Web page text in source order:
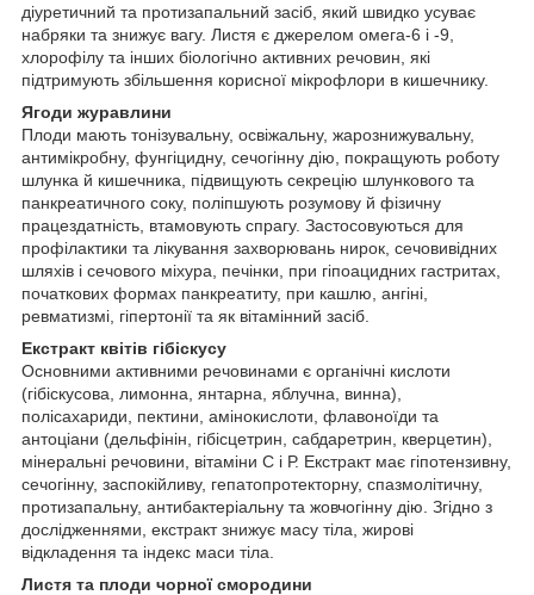
діуретичний та протизапальний засіб, який швидко усуває
набряки та знижує вагу. Листя є джерелом омега-6 і -9,
хлорофілу та інших біологічно активних речовин, які
підтримують збільшення корисної мікрофлори в кишечнику.
Ягоди журавлини
Плоди мають тонізувальну, освіжальну, жарознижувальну,
антимікробну, фунгіцидну, сечогінну дію, покращують роботу
шлунка й кишечника, підвищують секрецію шлункового та
панкреатичного соку, поліпшують розумову й фізичну
працездатність, втамовують спрагу. Застосовуються для
профілактики та лікування захворювань нирок, сечовивідних
шляхів і сечового міхура, печінки, при гіпоацидних гастритах,
початкових формах панкреатиту, при кашлю, ангіні,
ревматизмі, гіпертонії та як вітамінний засіб.
Екстракт квітів гібіскусу
Основними активними речовинами є органічні кислоти
(гібіскусова, лимонна, янтарна, яблучна, винна),
полісахариди, пектини, амінокислоти, флавоноїди та
антоціани (дельфінін, гібісцетрин, сабдаретрин, кверцетин),
мінеральні речовини, вітаміни С і Р. Екстракт має гіпотензивну,
сечогінну, заспокійливу, гепатопротекторну, спазмолітичну,
протизапальну, антибактеріальну та жовчогінну дію. Згідно з
дослідженнями, екстракт знижує масу тіла, жирові
відкладення та індекс маси тіла.
Листя та плоди чорної смородини